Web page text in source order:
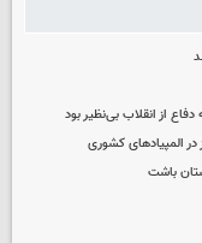
از انقلاب بی‌نظیر بود
المپیادهای کشوری
باشت